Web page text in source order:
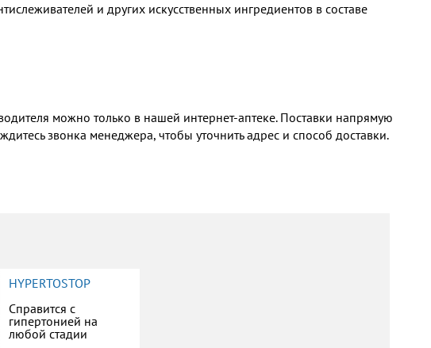
и других искусственных ингредиентов в составе
можно только в нашей интернет-аптеке. Поставки напрямую
звонка менеджера, чтобы уточнить адрес и способ доставки.
HYPERTOSTOP
Справится с
гипертонией на
любой стадии